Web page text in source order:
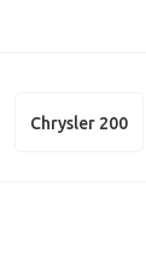
Chrysler 200